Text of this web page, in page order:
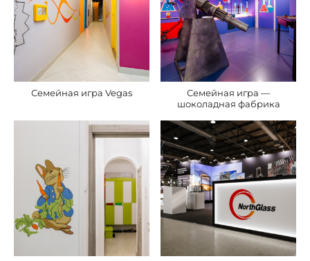
Семейная игра Vegas
Семейная игра —
шоколадная фабрика